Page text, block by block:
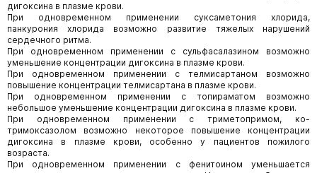
дигоксина в плазме крови.
При одновременном применении суксаметония хлорида,
панкурония хлорида возможно развитие тяжелых нарушений
сердечного ритма.
При одновременном применении с сульфасалазином возможно
уменьшение концентрации дигоксина в плазме крови.
При одновременном применении с телмисартаном возможно
повышение концентрации телмисартана в плазме крови.
При одновременном применении с топираматом возможно
небольшое уменьшение концентрации дигоксина в плазме крови.
При одновременном применении с триметопримом, ко-
тримоксазолом возможно некоторое повышение концентрации
дигоксина в плазме крови, особенно у пациентов пожилого
возраста.
При одновременном применении с фенитоином уменьшается